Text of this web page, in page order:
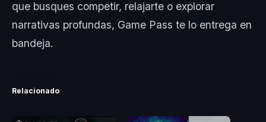
que busques competir, relajarte o explorar
narrativas profundas, Game Pass te lo entrega en
bandeja.
Relacionado